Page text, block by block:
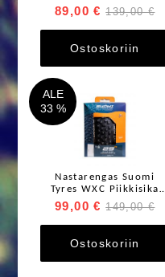
27,5 x 2,6"
89,00 € 139,00 €
Ostoskoriin
ALE
33 %
Nastarengas Suomi
Tyres WXC Piikkisika
W408 TLR 29 x 2.6"
Taittuvakylkinen
99,00 € 149,00 €
Ostoskoriin